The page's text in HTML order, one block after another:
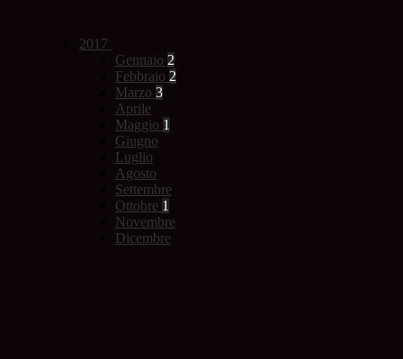
2017
Gennaio 2
Febbraio 2
Marzo 3
Aprile
Maggio 1
Giugno
Luglio
Agosto
Settembre
Ottobre 1
Novembre
Dicembre